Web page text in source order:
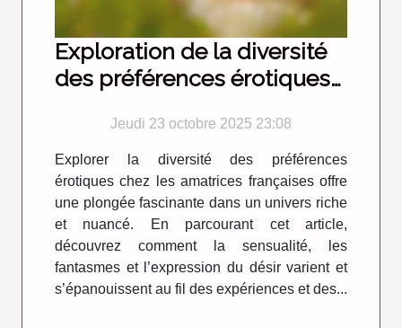
Exploration de la diversité
des préférences érotiques
françaises
Jeudi 23 octobre 2025 23:08
Explorer la diversité des préférences
érotiques chez les amatrices françaises offre
une plongée fascinante dans un univers riche
et nuancé. En parcourant cet article,
découvrez comment la sensualité, les
fantasmes et l’expression du désir varient et
s’épanouissent au fil des expériences et des...